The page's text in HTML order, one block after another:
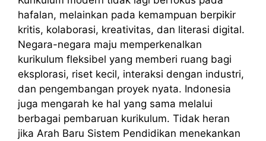
hafalan, melainkan pada kemampuan berpikir
kritis, kolaborasi, kreativitas, dan literasi digital.
Negara-negara maju memperkenalkan
kurikulum fleksibel yang memberi ruang bagi
eksplorasi, riset kecil, interaksi dengan industri,
dan pengembangan proyek nyata. Indonesia
juga mengarah ke hal yang sama melalui
berbagai pembaruan kurikulum. Tidak heran
jika Arah Baru Sistem Pendidikan menekankan